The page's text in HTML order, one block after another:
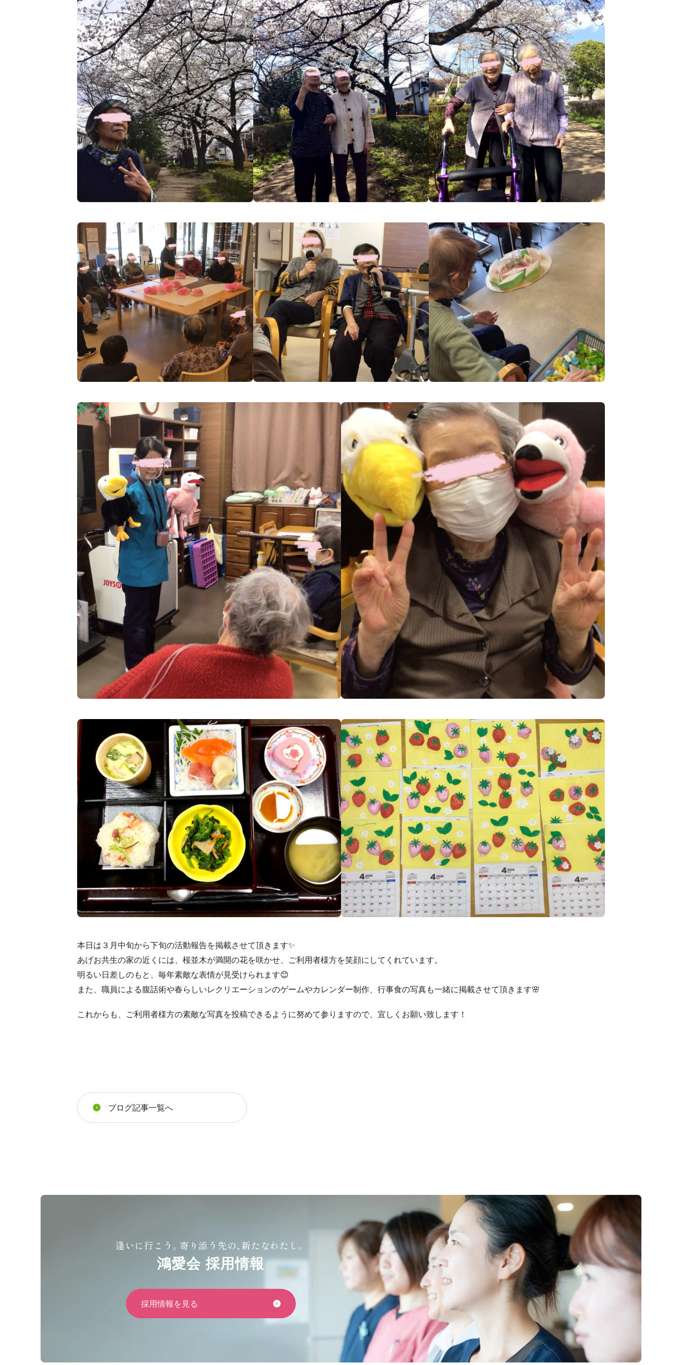
本日は３月中旬から下旬の活動報告を掲載させて頂きます✨
あげお共生の家の近くには、桜並木が満開の花を咲かせ、ご利用者様方を笑顔にしてくれています。
明るい日差しのもと、毎年素敵な表情が見受けられます😊
また、職員による腹話術や春らしいレクリエーションのゲームやカレンダー制作、行事食の写真も一緒に掲載させて頂きます🌸
これからも、ご利用者様方の素敵な写真を投稿できるように努めて参りますので、宜しくお願い致します！
ブログ記事一覧へ
逢いに行こう。寄り添う先の、新たなわたし。
鴻愛会 採用情報
採用情報を見る